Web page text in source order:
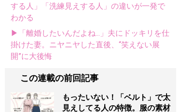
する人」「洗練見えする人」の違いが一発で
わかる
▶「離婚したいんだよね...」夫にドッキリを仕
掛けた妻。ニヤニヤした直後、“笑えない展
開”に大後悔
この連載の前回記事
もったいない！「ベルト」で太
見えしてる人の特徴。服の素材